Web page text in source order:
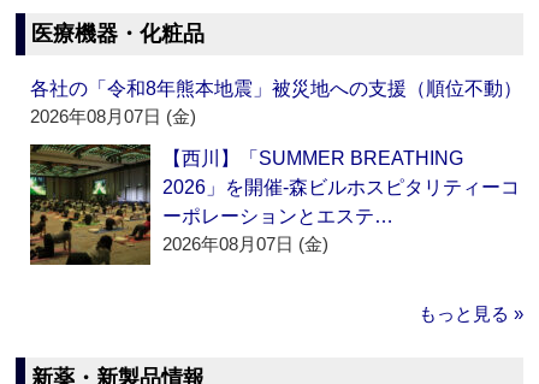
医療機器・化粧品
各社の「令和8年熊本地震」被災地への支援（順位不動）
2026年08月07日 (金)
【西川】「SUMMER BREATHING
2026」を開催‐森ビルホスピタリティーコ
ーポレーションとエステ…
2026年08月07日 (金)
もっと見る »
新薬・新製品情報